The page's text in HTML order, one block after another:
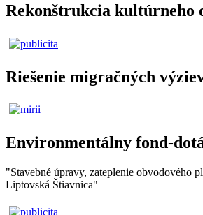
Rekonštrukcia kultúrneho
Riešenie migračných
Environmentálny fond-
"Stavebné úpravy, zateplenie obvodového
Liptovská Štiavnica"